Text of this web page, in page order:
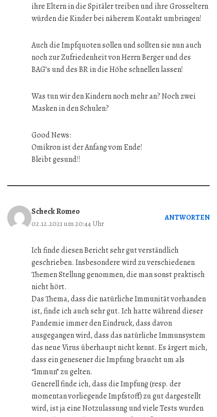
ihre Eltern in die Spitäler treiben und ihre Grosseltern
würden die Kinder bei näherem Kontakt umbringen!
Auch die Impfquoten sollen und sollten sie nun auch
noch zur Zufriedenheit von Herrn Berger und des
BAG’s und des BR in die Höhe schnellen lassen!
Was tun wir den Kindern noch mehr an? Noch zwei
Masken in den Schulen?
Good News:
Omikron ist der Anfang vom Ende!
Bleibt gesund!!
Scheck Romeo
02.12.2021 um 20:44 Uhr
ANTWORTEN
Ich finde diesen Bericht sehr gut verständlich
geschrieben. Insbesondere wird zu verschiedenen
Themen Stellung genommen, die man sonst praktisch
nicht hört.
Das Thema, dass die natürliche Immunität vorhanden
ist, finde ich auch sehr gut. Ich hatte während dieser
Pandemie immer den Eindruck, dass davon
ausgegangen wird, dass das natürliche Immunsystem
das neue Virus überhaupt nicht kennt. Es ärgert mich,
dass ein genesener die Impfung braucht um als
“Immun” zu gelten.
Generell finde ich, dass die Impfung (resp. der
momentan vorliegende Impfstoff) zu gut dargestellt
wird, ist ja eine Notzulassung und viele Tests wurden